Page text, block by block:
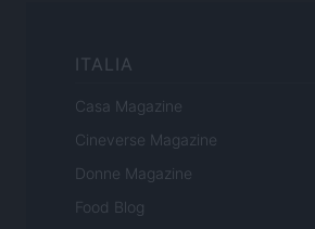
ITALIA
Casa Magazine
Cineverse Magazine
Donne Magazine
Food Blog